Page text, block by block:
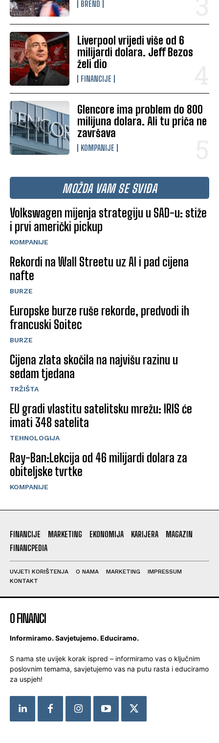
BREND
Liverpool vrijedi više od 6
milijardi dolara. Jeff Bezos
želi dio
FINANCIJE
Glencore ima problem do 800
milijuna dolara. Ali tu priča ne
završava
KOMPANIJE
MOŽDA VAM SE SVIĐA
Volkswagen mijenja strategiju u SAD-u: stiže
i prvi američki pickup
KOMPANIJE
Rekordi na Wall Streetu uz AI i pad cijena
nafte
BURZE
Europske burze ruše rekorde, predvodi ih
francuski Soitec
BURZE
Cijena zlata skočila na najvišu razinu u
sedam tjedana
TRŽIŠTA
EU gradi vlastitu satelitsku mrežu: IRIS će
imati 348 satelita
TEHNOLOGIJA
Ray-Ban:Lekcija od 46 milijardi dolara za
obiteljske tvrtke
KOMPANIJE
FINANCIJE MARKETING EKONOMIJA KARIJERA
MAGAZIN
FINANCPEDIA
UVJETI KORIŠTENJA O NAMA MARKETING
IMPRESSUM
KONTAKT
O FINANCI
Informiramo. Savjetujemo. Educiramo.
S nama ste uvijek korak ispred – informiramo vas o ključnim
poslovnim temama, savjetujemo vas na putu rasta i educiramo
za uspjeh!